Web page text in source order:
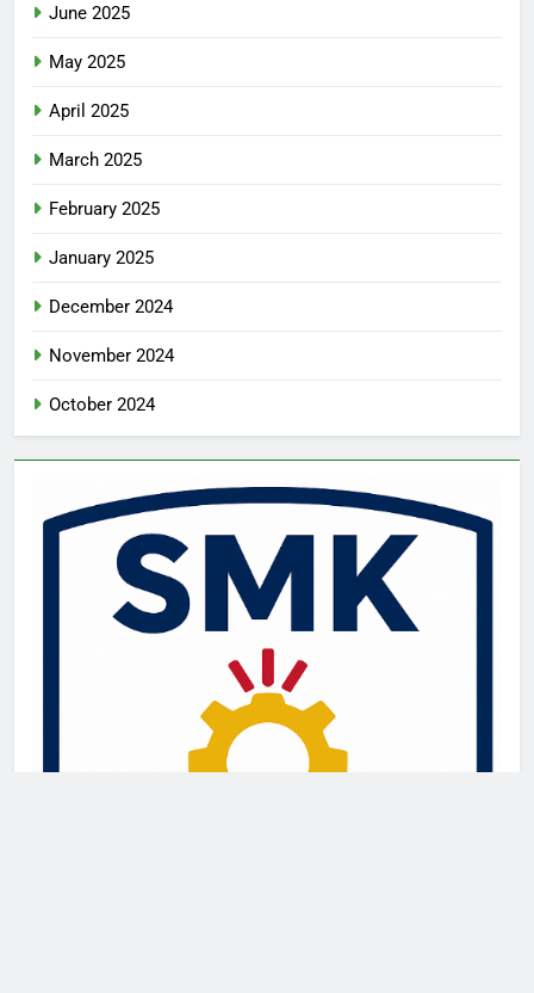
June 2025
May 2025
April 2025
March 2025
February 2025
January 2025
December 2024
November 2024
October 2024